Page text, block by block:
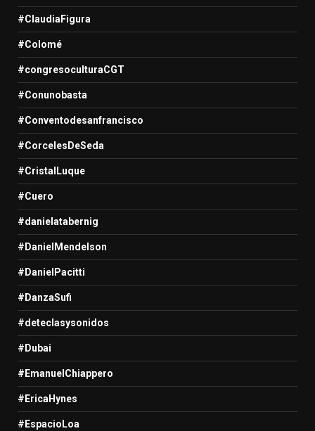
#ClaudiaFigura
#Colomé
#congresoculturaCGT
#Conunobasta
#Conventodesanfrancisco
#CorcelesDeSeda
#CristalLuque
#Cuero
#danielatabernig
#DanielMendelson
#DanielPacitti
#DanzaSufi
#deteclasysonidos
#Dubai
#EmanuelChiappero
#EricaHynes
#EspacioLoa